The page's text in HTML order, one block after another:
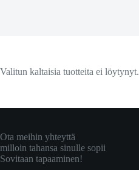
Valitun kaltaisia tuotteita ei löytynyt.
Ota meihin yhteyttä
milloin tahansa sinulle sopii
Sovitaan tapaaminen!